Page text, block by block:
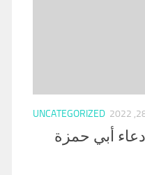
UNCATEGORIZED
أبي حمزة